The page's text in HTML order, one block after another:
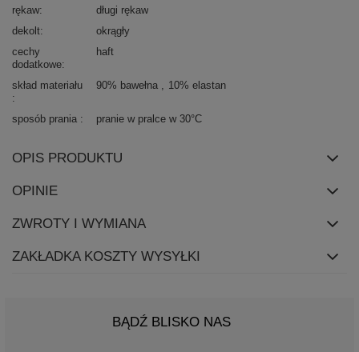
rękaw
długi rękaw
dekolt
okrągły
cechy
dodatkowe
haft
skład materiału 90% bawełna 10% elastan
sposób prania pranie w pralce w 30°C
OPIS PRODUKTU
OPINIE
ZWROTY I WYMIANA
ZAKŁADKA KOSZTY WYSYŁKI
BĄDŹ BLISKO NAS